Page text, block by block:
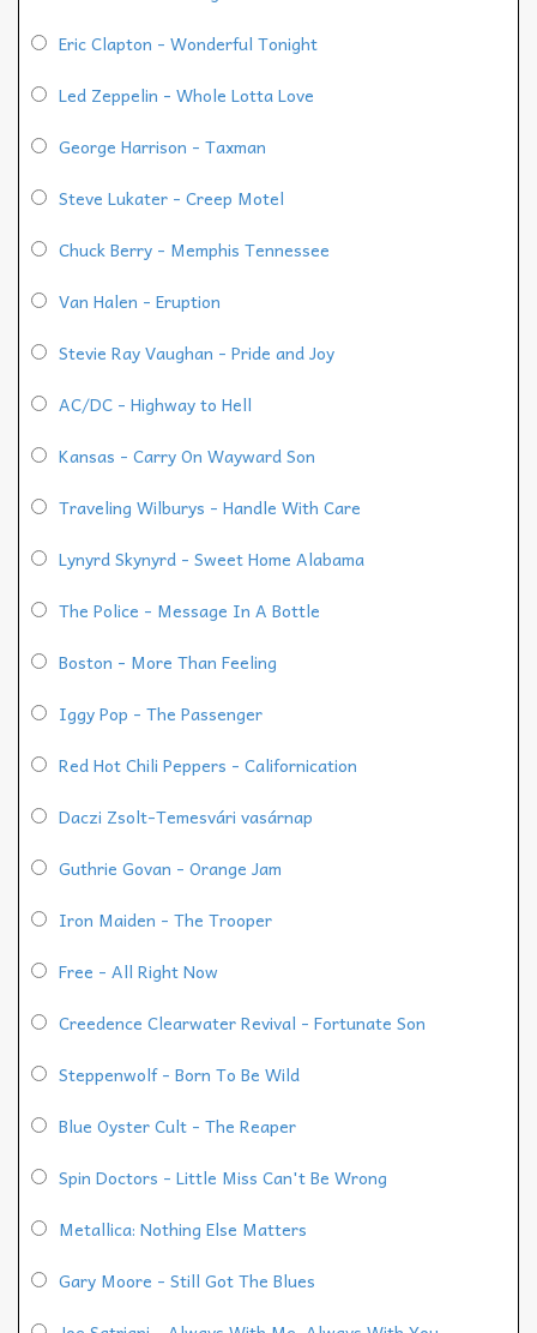
Eric Clapton - Wonderful Tonight
Led Zeppelin - Whole Lotta Love
George Harrison - Taxman
Steve Lukater - Creep Motel
Chuck Berry - Memphis Tennessee
Van Halen - Eruption
Stevie Ray Vaughan - Pride and Joy
AC/DC - Highway to Hell
Kansas - Carry On Wayward Son
Traveling Wilburys - Handle With Care
Lynyrd Skynyrd - Sweet Home Alabama
The Police - Message In A Bottle
Boston - More Than Feeling
Iggy Pop - The Passenger
Red Hot Chili Peppers - Californication
Daczi Zsolt-Temesvári vasárnap
Guthrie Govan - Orange Jam
Iron Maiden - The Trooper
Free - All Right Now
Creedence Clearwater Revival - Fortunate Son
Steppenwolf - Born To Be Wild
Blue Oyster Cult - The Reaper
Spin Doctors - Little Miss Can't Be Wrong
Metallica: Nothing Else Matters
Gary Moore - Still Got The Blues